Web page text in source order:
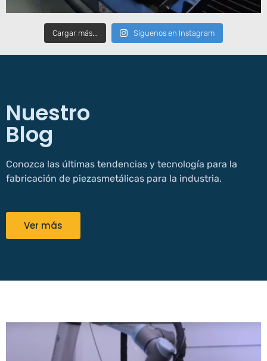
Cargar más... Síguenos en Instagram
Nuestro
Blog
Conozca las últimas tendencias y tecnología para la
fabricación de piezasmetálicas para la industria.
Ver más